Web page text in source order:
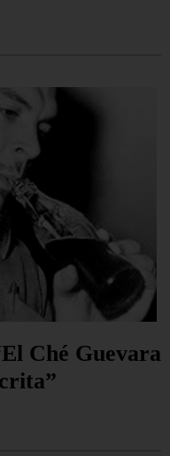
Ché Guevara